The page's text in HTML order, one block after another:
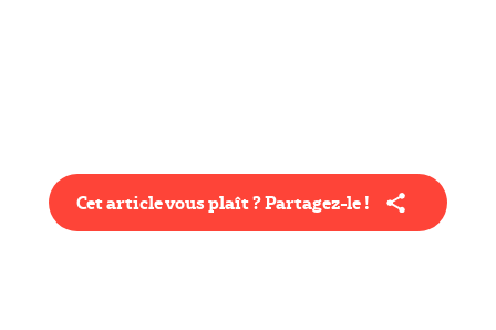
Cet article vous plaît ? Partagez-le !